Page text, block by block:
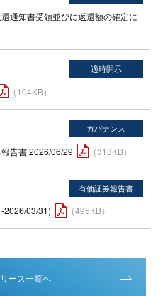
通知書受領並びに返還額の確定に
（104KB）
告書 2026/06/29 （313KB）
2026/03/31) （495KB）
ース一覧へ